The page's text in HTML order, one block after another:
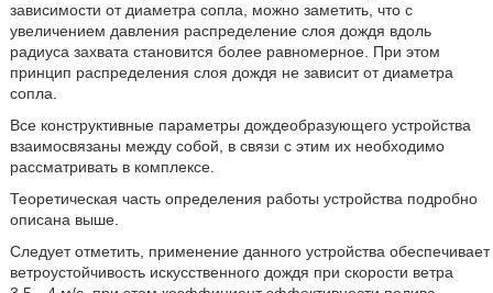
зависимости от диаметра сопла, можно заметить, что с
увеличением давления распределение слоя дождя вдоль
радиуса захвата становится более равномерное. При этом
принцип распределения слоя дождя не зависит от диаметра
сопла.
Все конструктивные параметры дождеобразующего устройства
взаимосвязаны между собой, в связи с этим их необходимо
рассматривать в комплексе.
Теоретическая часть определения работы устройства подробно
описана выше.
Следует отметить, применение данного устройства обеспечивает
ветроустойчивость искусственного дождя при скорости ветра